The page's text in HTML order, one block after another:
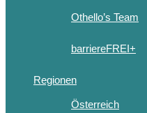
Othello’s Team
barriereFREI+
Regionen
Österreich